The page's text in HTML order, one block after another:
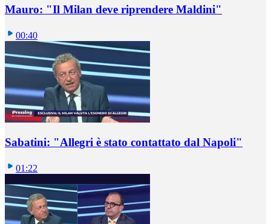
Mauro: "Il Milan deve riprendere Maldini"
00:40
Sabatini: "Allegri è stato contattato dal Napoli"
01:22